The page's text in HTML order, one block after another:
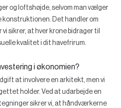
og loftshøjde, selvom man vælger
konstruktionen. Det handler om
sikrer, at hver krone bidrager til
kvalitet i dit havefrirum.
i økonomien?
at involvere en arkitekt, men vi
holder. Ved at udarbejde en
sikrer vi, at håndværkerne